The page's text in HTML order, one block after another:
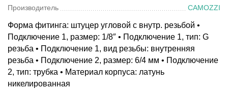
Производитель
CAMOZZI
Форма фитинга: штуцер угловой с внутр. резьбой •
Подключение 1, размер: 1/8″ • Подключение 1, тип: G
резьба • Подключение 1, вид резьбы: внутренняя
резьба • Подключение 2, размер: 6/4 мм • Подключение
2, тип: трубка • Материал корпуса: латунь
никелированная